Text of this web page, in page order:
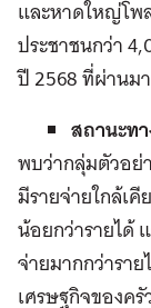
และหาดใหญ่โพ
ประชาชนกว่า
ปี 2568 ที่ผ่านม
สถานะท
พบว่ากลุ่มตัวอย่
มีรายจ่ายใกล้เ
น้อยกว่ารายได้
จ่ายมากกว่ารา
เศรษฐกิจของค